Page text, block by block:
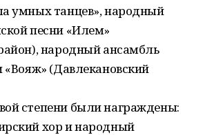
умных танцев», народный
песни «Илем»
народный ансамбль
«Вояж» (Давлекановский
степени были награждены:
хор и народный